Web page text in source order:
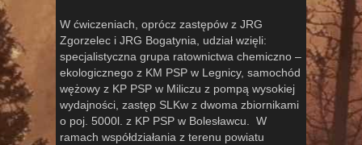
W ćwiczeniach, oprócz zastępów z JRG
Zgorzelec i JRG Bogatynia, udział wzięli:
specjalistyczna grupa ratownictwa chemiczno –
ekologicznego z KM PSP w Legnicy, samochód
wężowy z KP PSP w Miliczu z pompą wysokiej
wydajności, zastęp SLKw z dwoma zbiornikami
o poj. 5000l. z KP PSP w Bolesławcu. W
ramach współdziałania z terenu powiatu